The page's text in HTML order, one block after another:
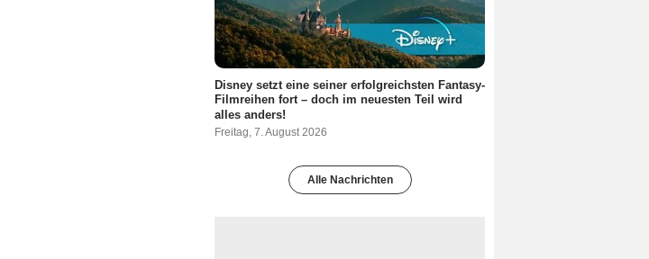
Disney setzt eine seiner erfolgreichsten Fantasy-
Filmreihen fort – doch im neuesten Teil wird
alles anders!
Freitag, 7. August 2026
Alle Nachrichten